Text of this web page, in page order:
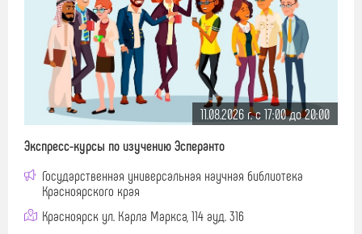
11.08.2026 г. c 17:00 до 20:00
Экспресс-курсы по изучению Эсперанто
Государственная универсальная научная библиотека
Красноярского края
Красноярск ул. Карла Маркса, 114 ауд. 316